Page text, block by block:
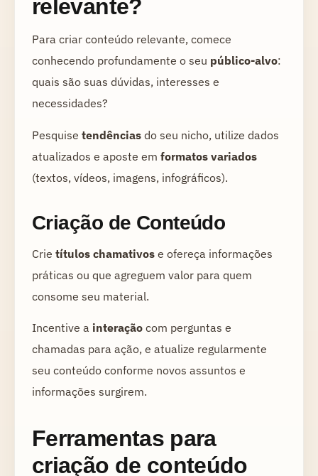
relevante?
Para criar conteúdo relevante, comece
conhecendo profundamente o seu público-alvo:
quais são suas dúvidas, interesses e
necessidades?
Pesquise tendênciasdo seu nicho, utilize dados
atualizados e aposte em formatos variados
(textos, vídeos, imagens, infográficos).
Criação de Conteúdo
Crie títulos chamativose ofereça informações
práticas ou que agreguem valor para quem
consome seu material.
Incentive a interaçãocom perguntas e
chamadas para ação, e atualize regularmente
seu conteúdo conforme novos assuntos e
informações surgirem.
Ferramentas para
criação de conteúdo